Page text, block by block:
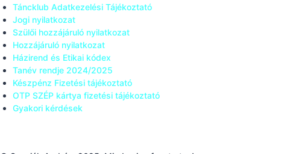
Táncklub Adatkezelési Tájékoztató
Jogi nyilatkozat
Szülői hozzájáruló nyilatkozat
Hozzájáruló nyilatkozat
Házirend és Etikai kódex
Tanév rendje 2024/2025
Készpénz Fizetési tájékoztató
OTP SZÉP kártya fizetési tájékoztató
Gyakori kérdések